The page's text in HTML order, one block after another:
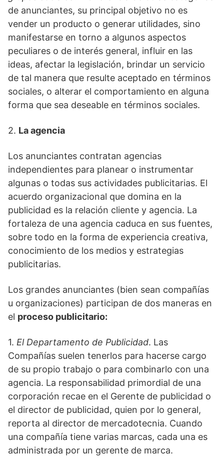
de anunciantes, su principal objetivo no es
vender un producto o generar utilidades, sino
manifestarse en torno a algunos aspectos
peculiares o de interés general, influir en las
ideas, afectar la legislación, brindar un servicio
de tal manera que resulte aceptado en términos
sociales, o alterar el comportamiento en alguna
forma que sea deseable en términos sociales.
2. La agencia
Los anunciantes contratan agencias
independientes para planear o instrumentar
algunas o todas sus actividades publicitarias. El
acuerdo organizacional que domina en la
publicidad es la relación cliente y agencia. La
fortaleza de una agencia caduca en sus fuentes,
sobre todo en la forma de experiencia creativa,
conocimiento de los medios y estrategias
publicitarias.
Los grandes anunciantes (bien sean compañías
u organizaciones) participan de dos maneras en
el proceso publicitario:
1. El Departamento de Publicidad. Las
Compañías suelen tenerlos para hacerse cargo
de su propio trabajo o para combinarlo con una
agencia. La responsabilidad primordial de una
corporación recae en el Gerente de publicidad o
el director de publicidad, quien por lo general,
reporta al director de mercadotecnia. Cuando
una compañía tiene varias marcas, cada una es
administrada por un gerente de marca.